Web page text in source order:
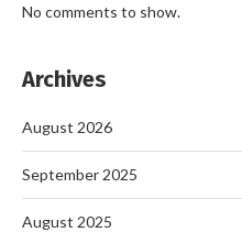
No comments to show.
Archives
August 2026
September 2025
August 2025